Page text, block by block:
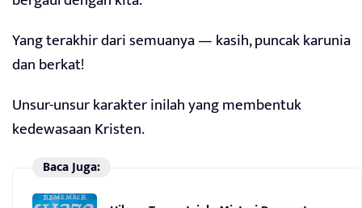
Yang terakhir dari semuanya — kasih, puncak karunia
dan berkat!
Unsur-unsur karakter inilah yang membentuk
kedewasaan Kristen.
Baca Juga: